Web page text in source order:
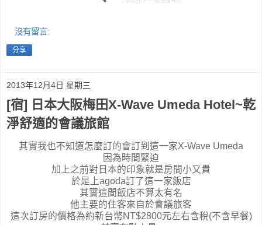
沒有留言:
分享
2013年12月4日 星期三
[宿] 日本大阪梅田X-Wave Umeda Hotel~乾
淨舒適的會議旅館
其實我也不知道怎麼訂的會訂到這一家X-Wave Umeda
因為時間緊迫
加上之前對日本的印象就是房間小又貴
於是上agoda訂了這一家飯店
其實這間飯店不算太有名
他主要的住客來自於會議旅客
這次訂房的價格為約新台幣NT$2800元左右含稅(不含早餐)